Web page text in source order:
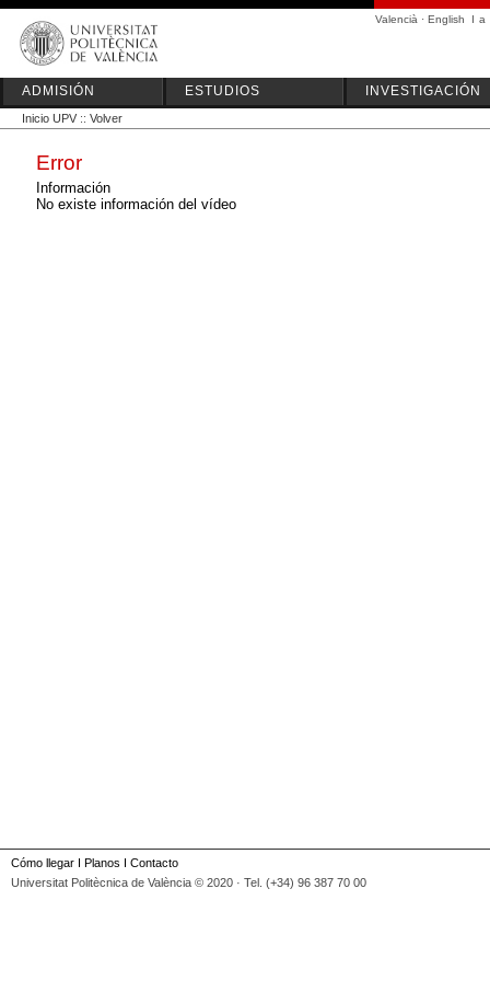
Valencià · English I a
ADMISIÓN ESTUDIOS INVESTIGACIÓN
Inicio UPV :: Volver
Error
Información
No existe información del vídeo
Cómo llegar I Planos I Contacto
Universitat Politècnica de València © 2020 · Tel. (+34) 96 387 70 00